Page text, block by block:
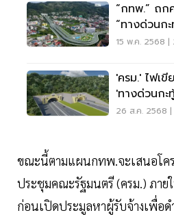
“กทพ.” ถก
“ทางด่วนก
ล้าน
15 พ.ค. 2568 |
'ครม.' ไฟเ
'ทางด่วนก
26 ส.ค. 2568 |
ขณะนี้ตามแผนกทพ.จะเสนอโค
ประชุมคณะรัฐมนตรี (ครม.) ภาย
ก่อนเปิดประมูลหาผู้รับจ้างเพื่อด